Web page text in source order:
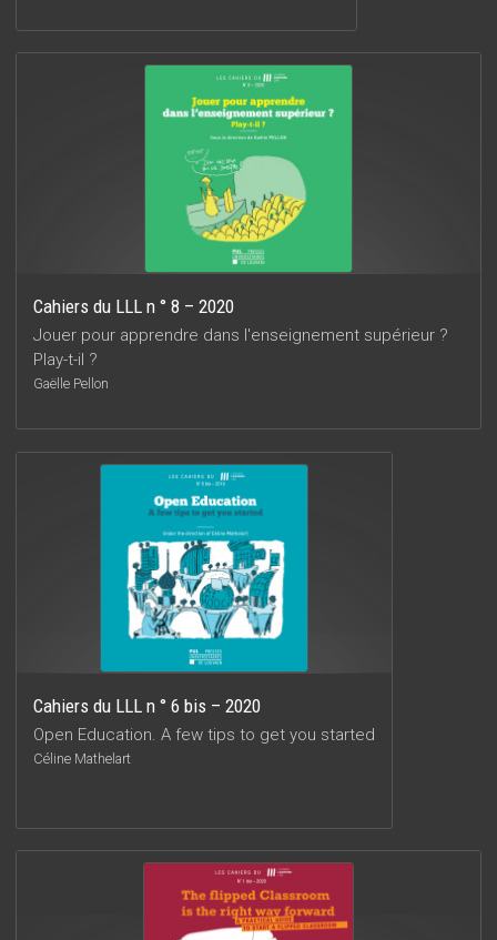
Cahiers du LLL n ° 8 – 2020
Jouer pour apprendre dans l'enseignement supérieur ?
Play-t-il ?
Gaëlle Pellon
Cahiers du LLL n ° 6 bis – 2020
Open Education. A few tips to get you started
Céline Mathelart